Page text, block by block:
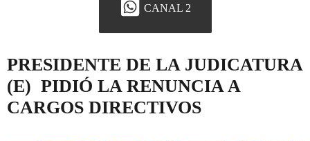
CANAL 2
PRESIDENTE DE LA JUDICATURA
(E) PIDIÓ LA RENUNCIA A
CARGOS DIRECTIVOS